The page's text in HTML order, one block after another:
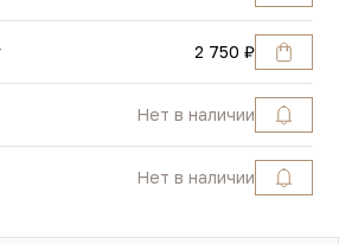
2 750 ₽
Нет в наличии
Нет в наличии